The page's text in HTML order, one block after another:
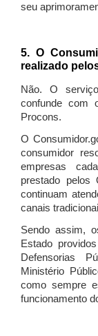
seu
5. O
realizado
Não. O
confunde com
Procons.
O
consumidor
empresas
prestado pelos
continuam
canais
Sendo assim,
Estado
Defensorias
Ministério
como sempre
funcionamento